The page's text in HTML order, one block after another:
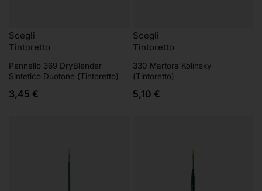
Scegli
Tintoretto
Pennello 369 DryBlender
Sintetico Duotone (Tintoretto)
3,45 €
Scegli
Tintoretto
330 Martora Kolinsky
(Tintoretto)
5,10 €